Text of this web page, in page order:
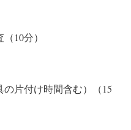
10分）
の片付け時間含む）（15